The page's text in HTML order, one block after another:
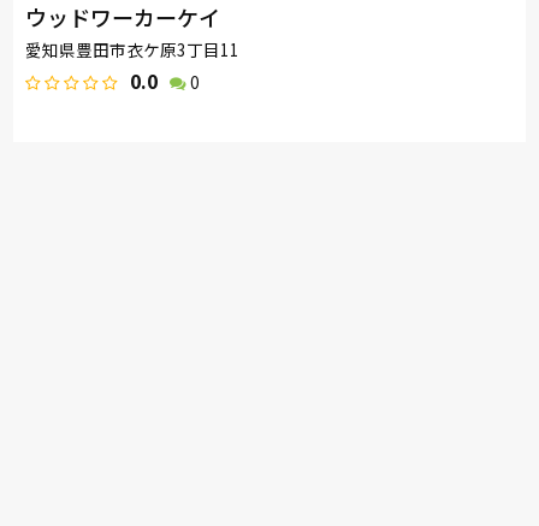
ウッドワーカーケイ
愛知県豊田市衣ケ原3丁目11
0.0 0